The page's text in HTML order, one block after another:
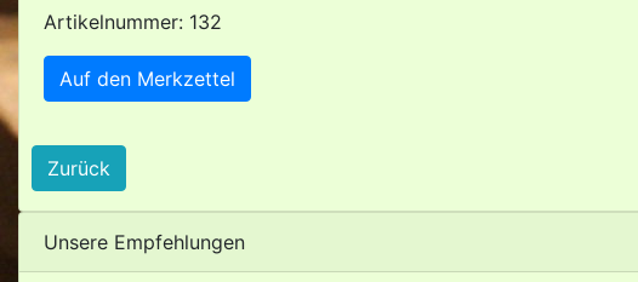
Artikelnummer: 132
Auf den Merkzettel
Zurück
Unsere Empfehlungen